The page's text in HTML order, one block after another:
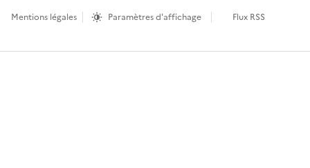
Mentions légales
Paramètres d'affichage Flux RSS